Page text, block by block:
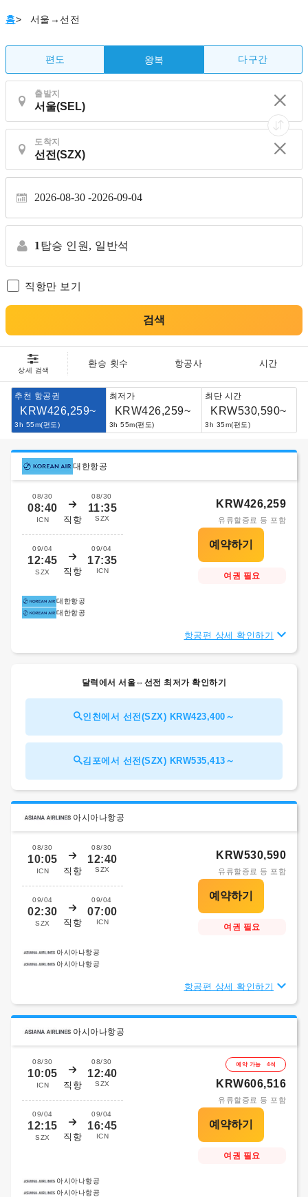
홈> 서울→선전
편도 왕복 다구간
출발지
도착지
2026-08-30 2026-09-04
1 탑승 인원, 일반석
직항만 보기
검색
상세 검색
환승 횟수 항공사 시간
추천 항공권
KRW426,259~
3h 55m(편도)
최저가
KRW426,259~
3h 55m(편도)
최단 시간
KRW530,590~
3h 35m(편도)
대한항공
08/30
08:40
ICN 직항
08/30
11:35
SZX
09/04
12:45
SZX 직항
09/04
17:35
ICN
KRW426,259
유류할증료 등 포함
여권 필요
대한항공
대한항공
항공편 상세 확인하기
달력에서 서울⇔선전 최저가 확인하기
인천에서 선전(SZX) KRW423,400～
김포에서 선전(SZX) KRW535,413～
아시아나항공
08/30
10:05
ICN 직항
08/30
12:40
SZX
09/04
02:30
SZX 직항
09/04
07:00
ICN
KRW530,590
유류할증료 등 포함
여권 필요
아시아나항공
아시아나항공
항공편 상세 확인하기
아시아나항공
08/30
10:05
ICN 직항
08/30
12:40
SZX
09/04
12:15
SZX 직항
09/04
16:45
ICN
예약 가능 4석
KRW606,516
유류할증료 등 포함
여권 필요
아시아나항공
아시아나항공